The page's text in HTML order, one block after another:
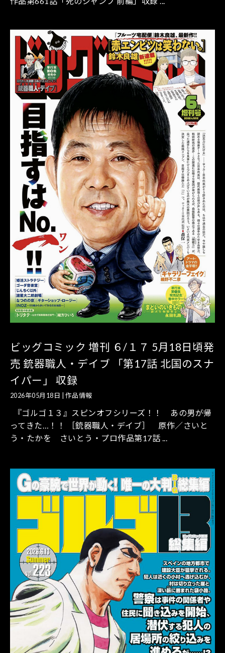
ビッグコミック 増刊 ６/１７ 5月18日頃発
売 銃器職人・デイブ 「第17話 北国のスナ
イパー」 収録
2026年05月18日 作品情報
『ゴルゴ１３』スピンオフシリーズ！！ あの男が帰
ってきた…！！ ［銃器職人・デイブ］ 原作／さいと
う・たかを さいとう・プロ作品第17話 ...